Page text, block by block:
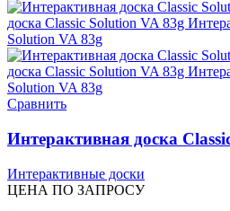
Сравнить
Интерактивная доска
Интерактивные доски
ЦЕНА ПО ЗАПРОСУ